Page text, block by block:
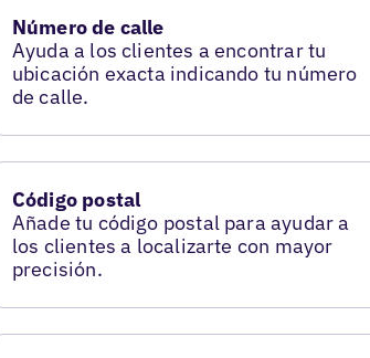
Número de calle
Ayuda a los clientes a encontrar tu
ubicación exacta indicando tu número
de calle.
Código postal
Añade tu código postal para ayudar a
los clientes a localizarte con mayor
precisión.